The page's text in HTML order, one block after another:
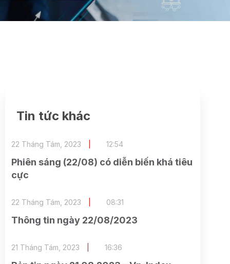
Tin tức khác
Phiên sáng (22/08) có diễn biến khá tiêu
cực
22 Tháng Tám, 2023 12:54
Thông tin ngày 22/08/2023
22 Tháng Tám, 2023 08:31
21 Tháng Tám, 2023 16:36